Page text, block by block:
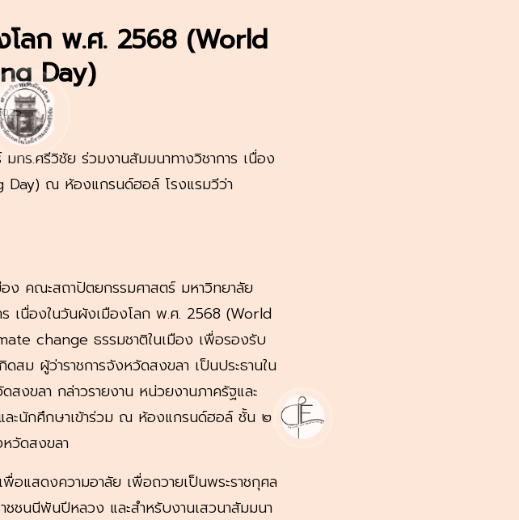
โลก พ.ศ. 2568 (World
Day)
ทร.ศรีวิชัย ร่วมงานสัมมนาทางวิชาการ เนื่อง
Day) ณ ห้องแกรนด์ฮอล์ โรงแรมวีว่า
ง คณะสถาปัตยกรรมศาสตร์ มหาวิทยาลัย
ร เนื่องในวันผังเมืองโลก พ.ศ. 2568 (World
change ธรรมชาติในเมือง เพื่อรองรับ
สม ผู้ว่าราชการจังหวัดสงขลา เป็นประธานใน
งขลา กล่าวรายงาน หน่วยงานภาครัฐและ
ละนักศึกษาเข้าร่วม ณ ห้องแกรนด์ฮอล์ ชั้น ๒
วัดสงขลา
อแสดงความอาลัย เพื่อถวายเป็นพระราชกุศล
ชชนนีพันปีหลวง และสำหรับงานเสวนาสัมมนา